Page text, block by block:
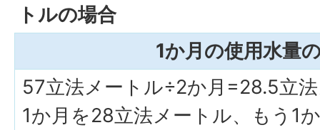
トルの場合
1か月の使用水量
57立法メートル÷2か月=28.5立
1か月を28立法メートル、もう1